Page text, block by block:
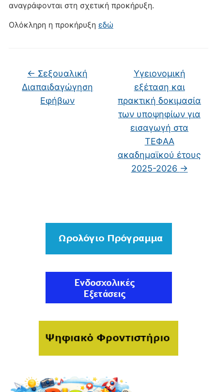
αναγράφονται στη σχετική προκήρυξη.
Ολόκληρη η προκήρυξη εδώ
← Σεξουαλική
Διαπαιδαγώγηση
Εφήβων
Υγειονομική
εξέταση και
πρακτική δοκιμασία
των υποψηφίων για
εισαγωγή στα
ΤΕΦΑΑ
ακαδημαϊκού έτους
2025-2026 →